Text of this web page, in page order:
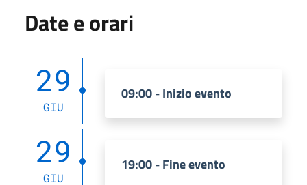
Date e orari
29
GIU
09:00 - Inizio evento
29
GIU
19:00 - Fine evento